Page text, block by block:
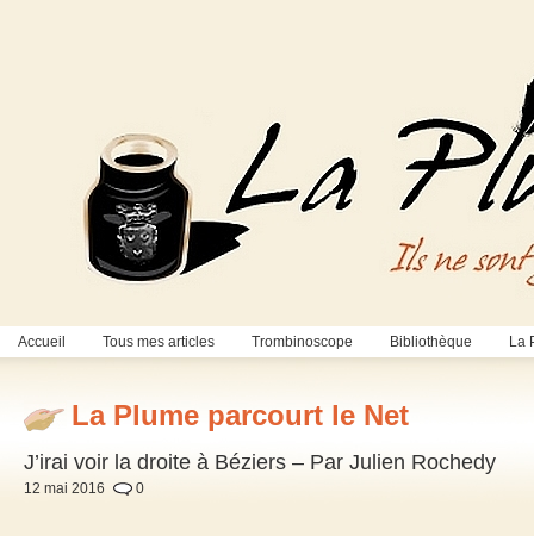
Accueil Tous mes articles Trombinoscope Bibliothèque La
La Plume parcourt le Net
J’irai voir la droite à Béziers – Par Julien Rochedy
12 mai 2016 0